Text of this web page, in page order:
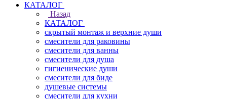
КАТАЛОГ
Назад
КАТАЛОГ
скрытый монтаж и верхние души
смесители для раковины
смесители для ванны
смесители для душа
гигиенические души
смесители для биде
душевые системы
смесители для кухни